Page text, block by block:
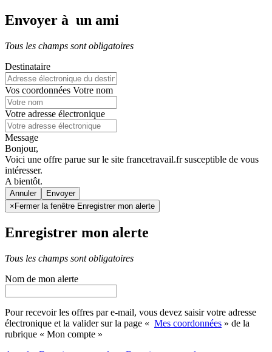
Envoyer à un ami
Tous les champs sont obligatoires
Destinataire
Vos coordonnées Votre nom
Votre adresse électronique
Message
Bonjour,
Voici une offre parue sur le site francetravail.fr susceptible de vous
intéresser.
A bientôt.
Annuler
× Fermer la fenêtre Enregistrer mon alerte
Enregistrer mon alerte
Tous les champs sont obligatoires
Nom de mon alerte
Pour recevoir les offres par e-mail, vous devez saisir votre adresse
électronique et la valider sur la page « Mes coordonnées » de la
rubrique « Mon compte »